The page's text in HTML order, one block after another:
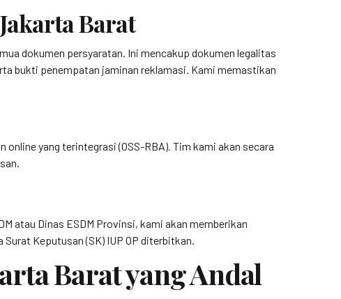
Barat
dokumen persyaratan. Ini mencakup dokumen legalitas
bukti penempatan jaminan reklamasi. Kami memastikan
yang terintegrasi (OSS-RBA). Tim kami akan secara
atau Dinas ESDM Provinsi, kami akan memberikan
Keputusan (SK) IUP OP diterbitkan.
Barat yang Andal